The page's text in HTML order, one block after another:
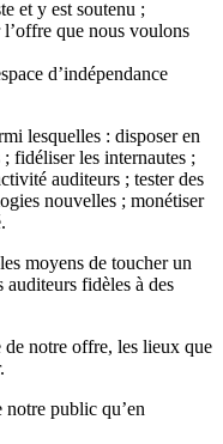
et y est soutenu ;
que nous voulons
d’indépendance
lesquelles : disposer en
; fidéliser les internautes ;
auditeurs ; tester des
nouvelles ; monétiser
moyens de toucher un
auditeurs fidèles à des
notre offre, les lieux que
notre public qu’en